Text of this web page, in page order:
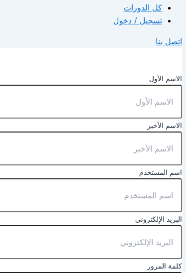
كل الدورات
تسجيل / دخول
اتصل بنا
الاسم الأول
الاسم الأخير
اسم المستخدم
البريد الإلكتروني
كلمة المرور